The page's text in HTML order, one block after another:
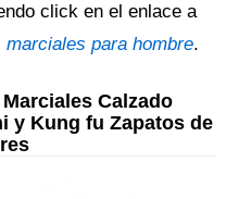
click en el enlace a
marciales para hombre.
Calzado
y Kung fu Zapatos de